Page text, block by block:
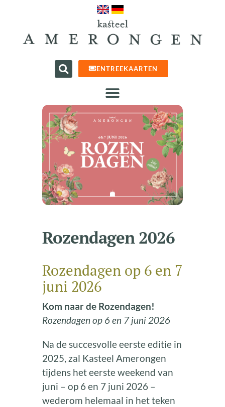
ENTREEKAARTEN
Rozendagen 2026
Rozendagen op 6 en 7
juni 2026
Kom naar de Rozendagen!
Rozendagen op 6 en 7 juni 2026
Na de succesvolle eerste editie in
2025, zal Kasteel Amerongen
tijdens het eerste weekend van
juni – op 6 en 7 juni 2026 –
wederom helemaal in het teken